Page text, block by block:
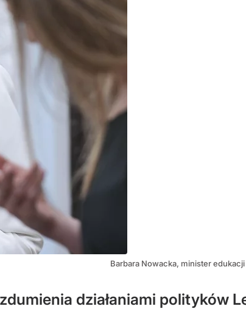
Barbara Nowacka, minister
działaniami polityków